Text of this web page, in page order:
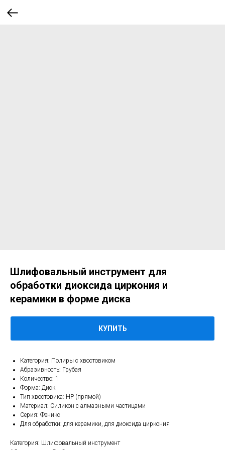
Шлифовальный инструмент для
обработки диоксида циркония и
керамики в форме диска
КУПИТЬ
Категория: Полиры с хвостовиком
Абразивность: Грубая
Количество: 1
Форма: Диск
Тип хвостовика: HP (прямой)
Материал: Силикон с алмазными частицами
Серия: Феникс
Для обработки: для керамики, для диоксида циркония
Категория: Шлифовальный инструмент